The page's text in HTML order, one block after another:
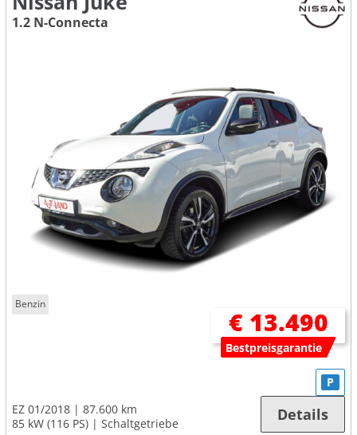
1.2 N-Connecta
Benzin
€ 13.490
Bestpreisgarantie
EZ 01/2018
87.600 km
85 kW (116 PS)
Schaltgetriebe
P
Details